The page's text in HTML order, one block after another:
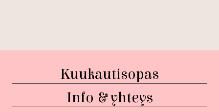
Kuukautisopas
Info & yhteys